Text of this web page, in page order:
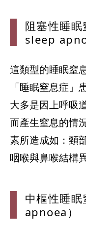
阻塞性睡眠
sleep
這類型的睡眠窒
「睡眠窒息症
大多是因上呼吸
而產生窒息的情
素所造成如：頸
咽喉與鼻喉結構
中樞性睡眠
apnoea）